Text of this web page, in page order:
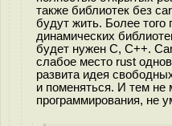
также библиотек без
будут жить. Более того
динамических
будет нужен С, С++.
слабое место rust
развита идея
и поменяться. И тем
программирования, не